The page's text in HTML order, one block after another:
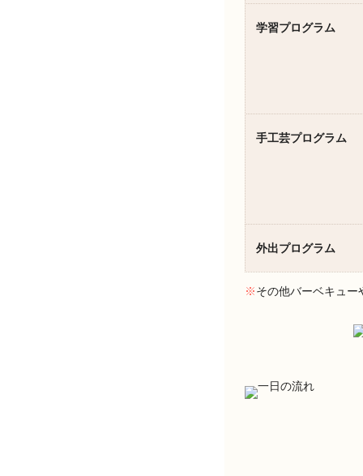
学習プログラム
手工芸プログラム
外出プログラム
※その他バーベキュー